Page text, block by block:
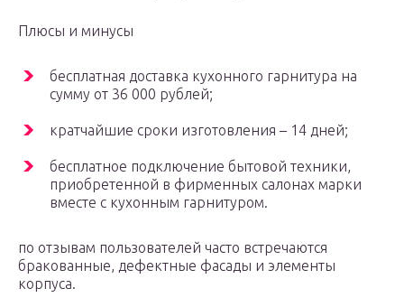
Плюсы и минусы
бесплатная доставка кухонного гарнитура на
сумму от 36 000 рублей;
кратчайшие сроки изготовления – 14 дней;
бесплатное подключение бытовой техники,
приобретенной в фирменных салонах марки
вместе с кухонным гарнитуром.
по отзывам пользователей часто встречаются
бракованные, дефектные фасады и элементы
корпуса.